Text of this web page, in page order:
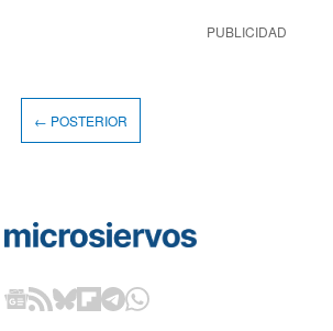
PUBLICIDAD
← POSTERIOR